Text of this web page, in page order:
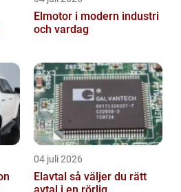
Elmotor i modern industri
och vardag
04 juli 2026
Elavtal så väljer du rätt